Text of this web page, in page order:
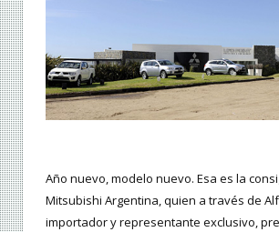
Año nuevo, modelo nuevo. Esa es la
Mitsubishi Argentina, quien a través de
importador y representante exclusivo,